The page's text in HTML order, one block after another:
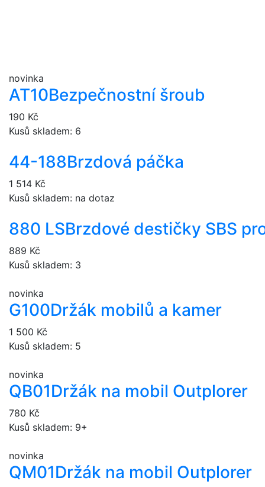
novinka
AT10Bezpečnostní šroub
190 Kč
Kusů skladem: 6
44-188Brzdová páčka
1 514 Kč
Kusů skladem: na dotaz
880 LSBrzdové destičky SBS
889 Kč
Kusů skladem: 3
novinka
G100Držák mobilů a kamer
1 500 Kč
Kusů skladem: 5
novinka
QB01Držák na mobil Outplorer
780 Kč
Kusů skladem: 9+
novinka
QM01Držák na mobil Outplorer